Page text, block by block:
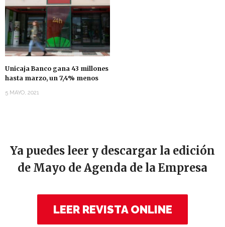
Unicaja Banco gana 43 millones
hasta marzo, un 7,4% menos
5 MAYO, 2021
Ya puedes leer y descargar la edición
de Mayo de Agenda de la Empresa
LEER REVISTA ONLINE